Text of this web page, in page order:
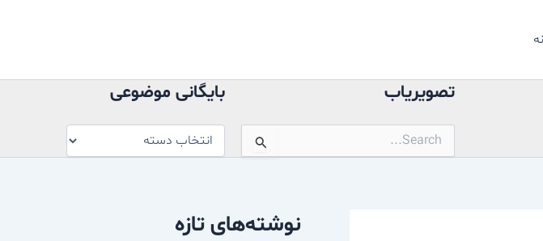
تصویریاب
جستجو
برای:
بایگانی موضوعی
نوشته‌های تازه